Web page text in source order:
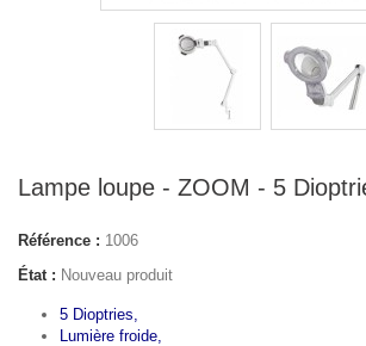
Lampe loupe - ZOOM - 5
Référence : 1006
État : Nouveau produit
5 Dioptries,
Lumière froide,